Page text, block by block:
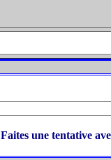
Faites une tentative